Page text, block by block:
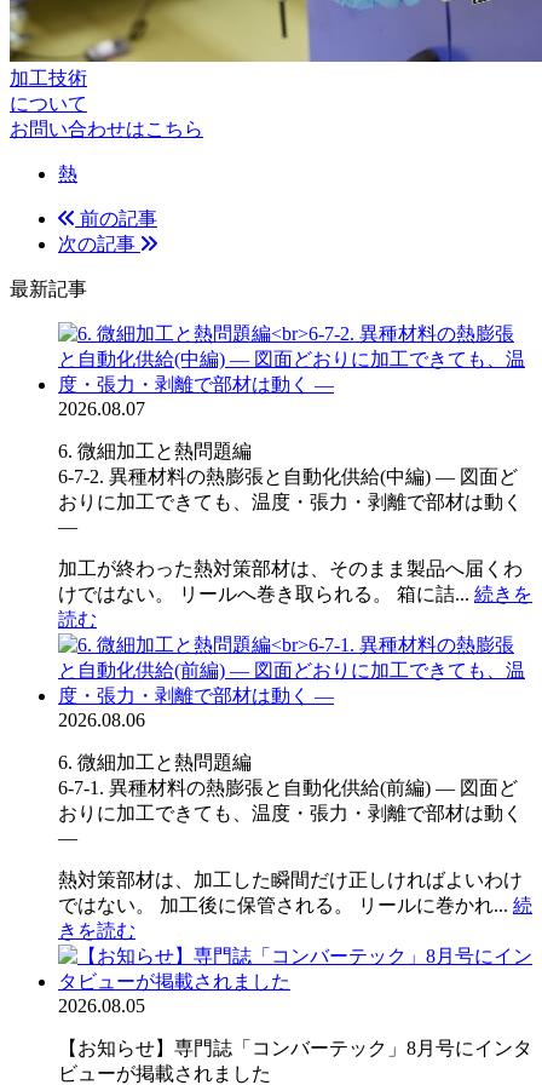
加工技術
について
お問い合わせはこちら
熱
前の記事
次の記事
最新記事
2026.08.07
6. 微細加工と熱問題編
6-7-2. 異種材料の熱膨張と自動化供給(中編) ― 図面ど
おりに加工できても、温度・張力・剥離で部材は動く
―
加工が終わった熱対策部材は、そのまま製品へ届くわ
けではない。 リールへ巻き取られる。 箱に詰... 続きを
読む
2026.08.06
6. 微細加工と熱問題編
6-7-1. 異種材料の熱膨張と自動化供給(前編) ― 図面ど
おりに加工できても、温度・張力・剥離で部材は動く
―
熱対策部材は、加工した瞬間だけ正しければよいわけ
ではない。 加工後に保管される。 リールに巻かれ... 続
きを読む
2026.08.05
【お知らせ】専門誌「コンバーテック」8月号にインタ
ビューが掲載されました